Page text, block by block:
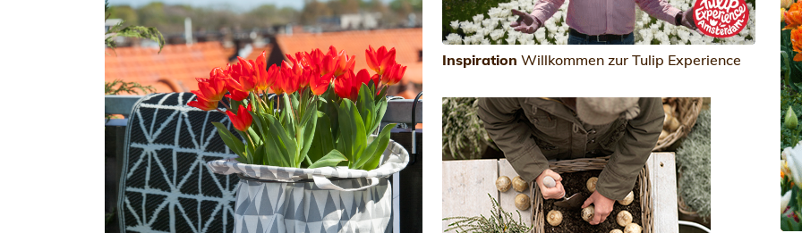
Inspiration Willkommen zur Tulip Experience